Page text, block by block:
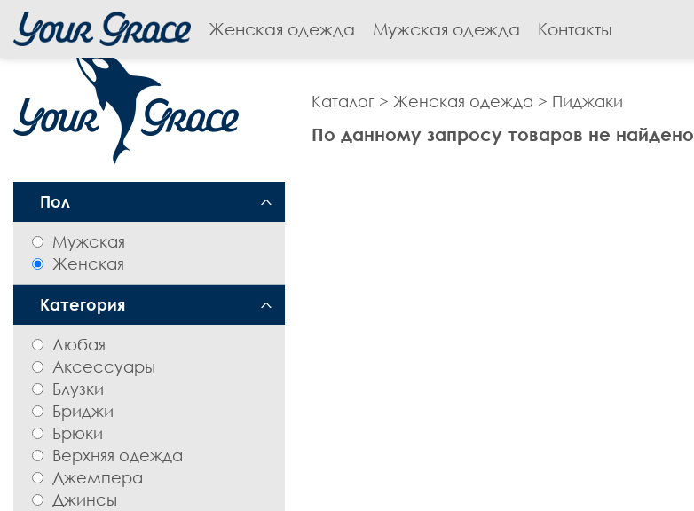
Женская одежда Мужская одежда Контакты
Пол
Мужская
Женская
Категория
Любая
Аксессуары
Блузки
Бриджи
Брюки
Верхняя одежда
Джемпера
Джинсы
Каталог > Женская одежда > Пиджаки
По данному запросу товаров не найдено